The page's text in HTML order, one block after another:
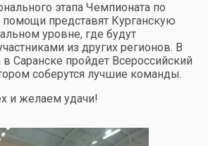
этапа Чемпионата по
представят Курганскую
уровне, где будут
из других регионов. В
в Саранске пройдет Всероссийский
соберутся лучшие команды.
и желаем удачи!